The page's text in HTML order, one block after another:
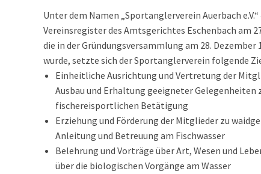
Unter dem Namen „Sportanglerverein Auerbach
Vereinsregister des Amtsgerichtes Eschenbach am
die in der Gründungsversammlung am 28.
wurde, setzte sich derSportanglerverein folgende
Einheitliche Ausrichtung und Vertretung der
Ausbau und Erhaltung geeigneter Gelegenheiten
fischereisportlichen Betätigung
Erziehung und Förderung der Mitglieder zu
Anleitung und Betreuung am Fischwasser
Belehrung und Vorträge über Art, Wesen und
über die biologischen Vorgänge am Wasser